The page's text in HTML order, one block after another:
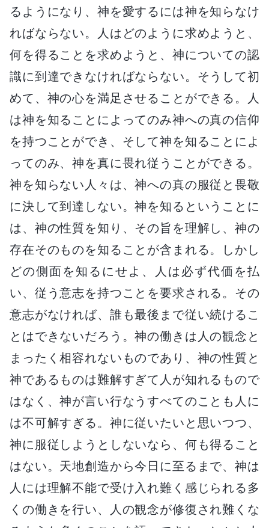
るようになり、神を愛するには神を知らなけ
ればならない。人はどのように求めようと、
何を得ることを求めようと、神についての認
識に到達できなければならない。そうして初
めて、神の心を満足させることができる。人
は神を知ることによってのみ神への真の信仰
を持つことができ、そして神を知ることによ
ってのみ、神を真に畏れ従うことができる。
神を知らない人々は、神への真の服従と畏敬
に決して到達しない。神を知るということに
は、神の性質を知り、その旨を理解し、神の
存在そのものを知ることが含まれる。しかし
どの側面を知るにせよ、人は必ず代価を払
い、従う意志を持つことを要求される。その
意志がなければ、誰も最後まで従い続けるこ
とはできないだろう。神の働きは人の観念と
まったく相容れないものであり、神の性質と
神であるものは難解すぎて人が知れるもので
はなく、神が言い行なうすべてのことも人に
は不可解すぎる。神に従いたいと思いつつ、
神に服従しようとしないなら、何も得ること
はない。天地創造から今日に至るまで、神は
人には理解不能で受け入れ難く感じられる多
くの働きを行い、人の観念が修復され難くな